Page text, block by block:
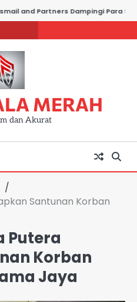
Dampingi Para Saksi Hadiri
MERAH
dan Akurat
Santunan Korban
Putera
Korban
Jaya